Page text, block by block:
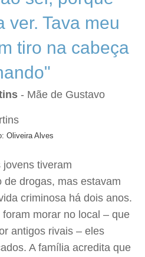
ver. Tava meu
tiro na cabeça
- Mãe de Gustavo
Oliveira Alves
tiveram
drogas, mas estavam
criminosa há dois anos.
morar no local – que
antigos rivais – eles
A família acredita que